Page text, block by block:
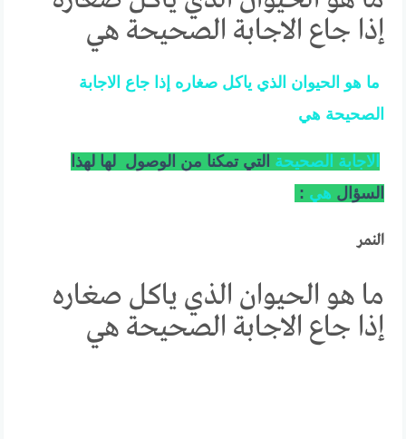
إذا جاع الاجابة الصحيحة هي
ما هو الحيوان الذي ياكل صغاره إذا جاع الاجابة
الصحيحة هي
الاجابة الصحيحة التي تمكنا من الوصول لها لهذا
السؤال هي :
النمر
ما هو الحيوان الذي ياكل صغاره
إذا جاع الاجابة الصحيحة هي